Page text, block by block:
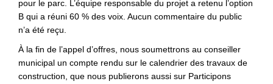
pour le parc. L’équipe responsable du projet a retenu l’option
B qui a réuni 60 % des voix. Aucun commentaire du public
n’a été reçu.
À la fin de l’appel d’offres, nous soumettrons au conseiller
municipal un compte rendu sur le calendrier des travaux de
construction, que nous publierons aussi sur Participons